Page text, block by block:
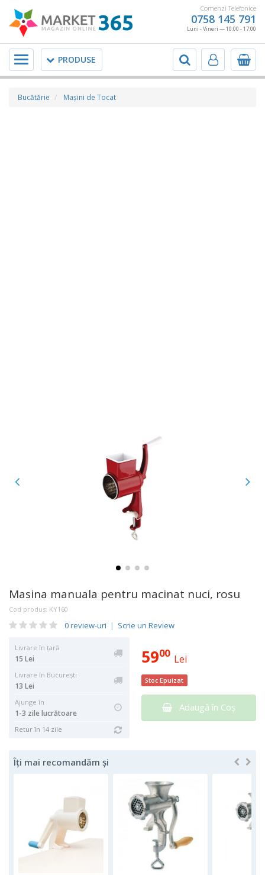
Comenzi Telefonice
0758 145 791
Luni - Vineri — 10:00 - 17:00
PRODUSE
Meniu
Bucătărie Maşini de Tocat
Masina manuala pentru macinat nuci, rosu
Cod produs: KY160
0 review-uri | Scrie un Review
Livrare în țară
15 Lei
Livrare în București
13 Lei
Ajunge în
1-3 zile lucrătoare
Retur în 14 zile
5900 Lei
Stoc Epuizat
Adaugă în Coş
Îți mai recomandăm și